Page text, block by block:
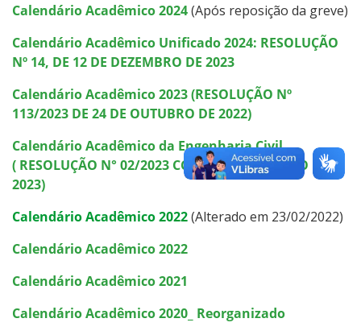
Bibliotecas
Intercâmbio Estudantil
Representação Estudantil
Calendário Acadêmico 2024(Após reposição da greve)
Calendário Acadêmico Unificado 2024: RESOLUÇÃO
Nº 14, DE 12 DE DEZEMBRO DE 2023
Calendário Acadêmico 2023(RESOLUÇÃO Nº
113/2023 DE 24 DE OUTUBRO DE 2022)
Calendário Acadêmico da Engenharia Civil
( RESOLUÇÃO N° 02/2023 CC-SCL, 03 DE MARÇO DE
2023)
Calendário Acadêmico 2022(Alterado em 23/02/2022)
Calendário Acadêmico 2022
Calendário Acadêmico 2021
Calendário Acadêmico 2020_ Reorganizado